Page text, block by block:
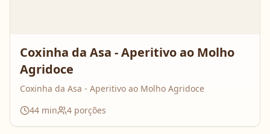
Coxinha da Asa - Aperitivo ao Molho
Agridoce
Coxinha da Asa - Aperitivo ao Molho Agridoce
44 min 4 porções